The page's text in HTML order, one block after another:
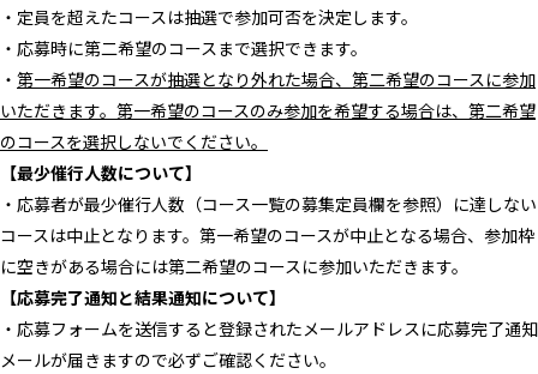
・定員を超えたコースは抽選で参加可否を決定します。
・応募時に第二希望のコースまで選択できます。
・ 第一希望のコースが抽選となり外れた場合、第二希望のコースに参加
いただきます。第一希望のコースのみ参加を希望する場合は、第二希望
のコースを選択しないでください。
【最少催行人数について】
・応募者が最少催行人数（コース一覧の募集定員欄を参照）に達しない
コースは中止となります。第一希望のコースが中止となる場合、参加枠
に空きがある場合には第二希望のコースに参加いただきます。
【応募完了通知と結果通知について】
・応募フォームを送信すると登録されたメールアドレスに応募完了通知
メールが届きますので必ずご確認ください。